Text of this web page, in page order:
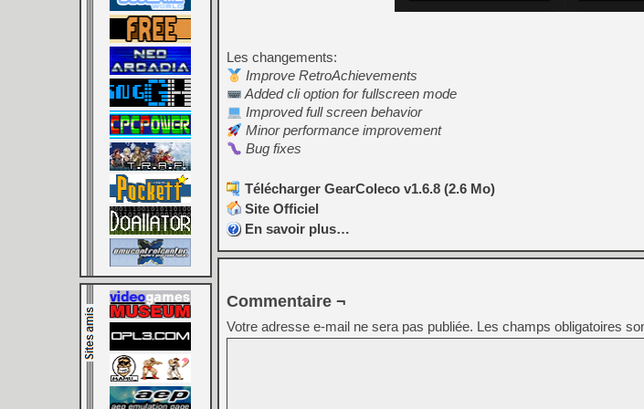
Les changements:
Improve RetroAchievements
Added cli option for fullscreen mode
Improved full screen behavior
Minor performance improvement
Bug fixes
Télécharger GearColeco v1.6.8 (2.6 Mo)
Site Officiel
En savoir plus…
Commentaire ¬
Votre adresse e-mail ne sera pas publiée. Les champs obligatoires